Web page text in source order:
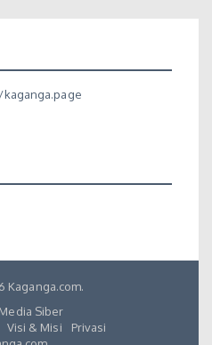
Kaganga.com.
Siber
Visi & Misi
Privasi